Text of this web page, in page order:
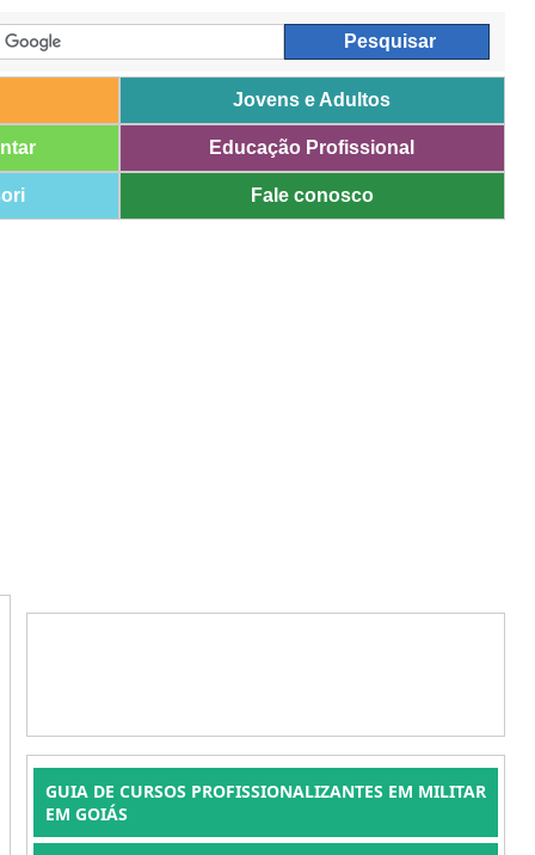
Jovens e Adultos
Educação Profissional
Fale conosco
GUIA DE CURSOS PROFISSIONALIZANTES EM MILITAR
EM GOIÁS